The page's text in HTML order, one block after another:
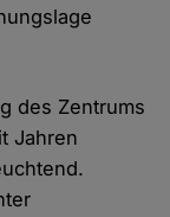
des Zentrums
Jahren